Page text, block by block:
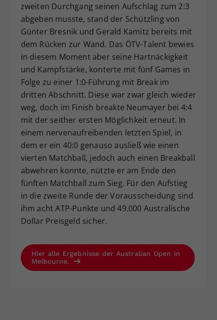
zweiten Durchgang seinen Aufschlag zum 2:3
abgeben musste, stand der Schützling von
Günter Bresnik und Gerald Kamitz bereits mit
dem Rücken zur Wand. Das ÖTV-Talent bewies
in diesem Moment aber seine Hartnäckigkeit
und Kampfstärke, konterte mit fünf Games in
Folge zu einer 1:0-Führung mit Break im
dritten Abschnitt. Diese war zwar gleich wieder
weg, doch im Finish breakte Neumayer bei 4:4
mit der seither ersten Möglichkeit erneut. In
einem nervenaufreibenden letzten Spiel, in
dem er ein 40:0 genauso ausließ wie einen
vierten Matchball, jedoch auch einen Breakball
abwehren konnte, nützte er am Ende den
fünften Matchball zum Sieg. Für den Aufstieg
in die zweite Runde der Vorausscheidung sind
ihm acht ATP-Punkte und 49.000 Australische
Dollar Preisgeld sicher.
Hier alle Ergebnisse der Australian Open in
Melbourne.